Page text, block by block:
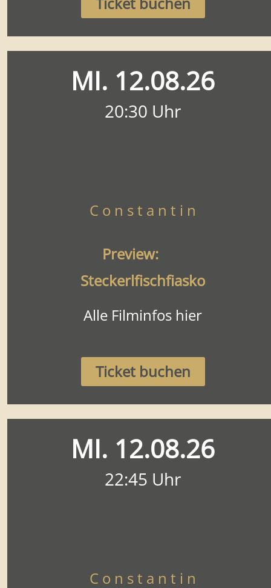
MI. 12.08.26
20:30 Uhr
C o n s t a n t i n
Preview:
Steckerlfischfiasko
Alle Filminfos hier
Ticket buchen
MI. 12.08.26
22:45 Uhr
C o n s t a n t i n